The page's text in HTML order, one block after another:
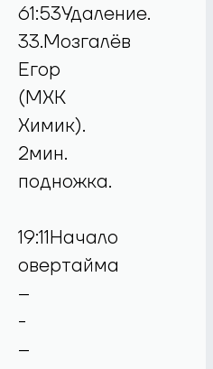
61:53Удаление.
33.Мозгалёв
Егор
(МХК
Химик).
2мин.
подножка.
19:11Начало
овертайма
--
-
--